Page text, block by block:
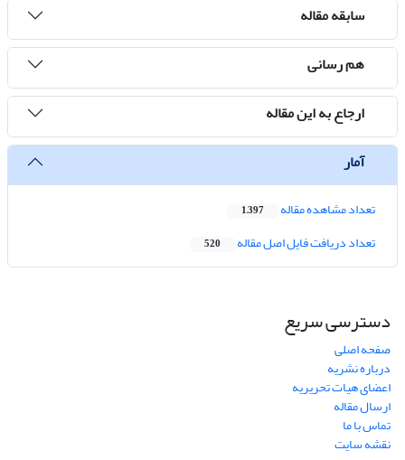
سابقه مقاله
هم رسانی
ارجاع به این مقاله
آمار
تعداد مشاهده مقاله 1,397
تعداد دریافت فایل اصل مقاله 520
دسترسی سریع
صفحه اصلی
درباره نشریه
اعضای هیات تحریریه
ارسال مقاله
تماس با ما
نقشه سایت